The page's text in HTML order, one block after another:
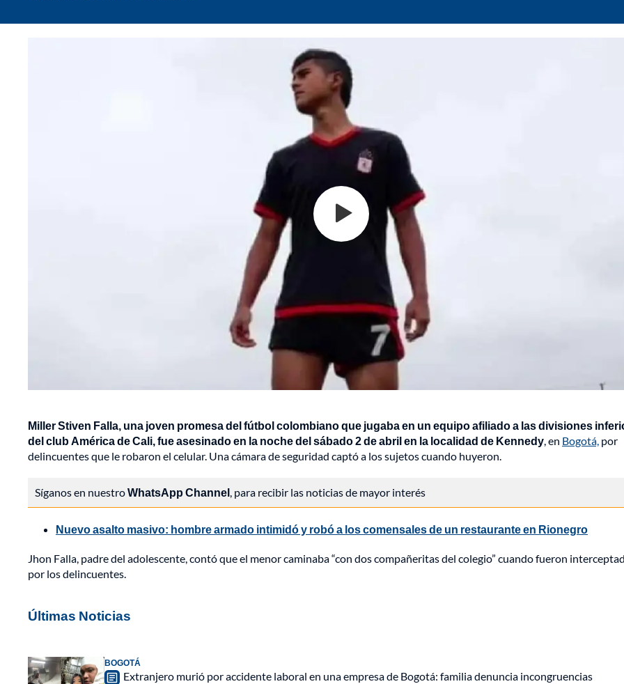
Miller Stiven Falla, una joven promesa del fútbol colombiano que jugaba en un equipo afiliado a las divisiones
del club América de Cali, fue asesinado en la noche del sábado 2 de abril en la localidad de Kennedy, en Bogotá, por
delincuentes que le robaron el celular. Una cámara de seguridad captó a los sujetos cuando huyeron.
Síganos en nuestroWhatsApp Channel, para recibir las noticias de mayor interés
Nuevo asalto masivo: hombre armado intimidó y robó a los comensales de un restaurante en Rionegro
Jhon Falla, padre del adolescente, contó que el menor caminaba “con dos compañeritas del colegio” cuando fueron
por los delincuentes.
Últimas Noticias
BOGOTÁ
Extranjero murió por accidente laboral en una empresa de Bogotá: familia denuncia incongruencias